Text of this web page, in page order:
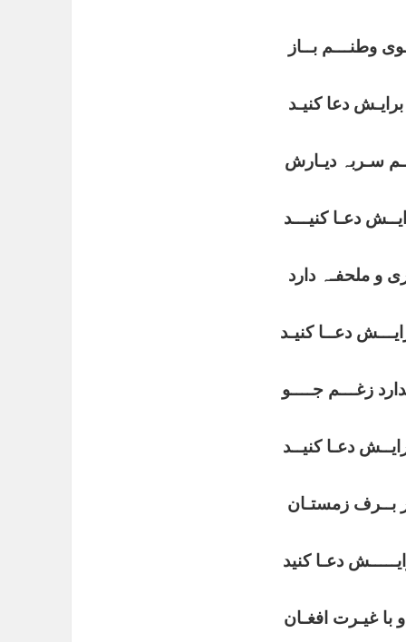
وطنـــم بــاز
دعا کنیـد
سـربہ دیـارش
دعـا کنیـــد
و ملحفـہ دارد
دعــا کنیـد
زغـــم جــــو
دعـا کنیــد
بــرف زمستـان
دعـا کنید
با غیـرت افغـان